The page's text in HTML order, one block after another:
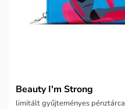
Beauty I'm Strong
limitált gyűjteményes pénztárca